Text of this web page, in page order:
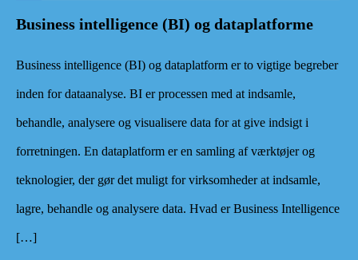
Business intelligence (BI) og dataplatforme
Business intelligence (BI) og dataplatform er to vigtige begreber
inden for dataanalyse. BI er processen med at indsamle,
behandle, analysere og visualisere data for at give indsigt i
forretningen. En dataplatform er en samling af værktøjer og
teknologier, der gør det muligt for virksomheder at indsamle,
lagre, behandle og analysere data. Hvad er Business Intelligence
[…]